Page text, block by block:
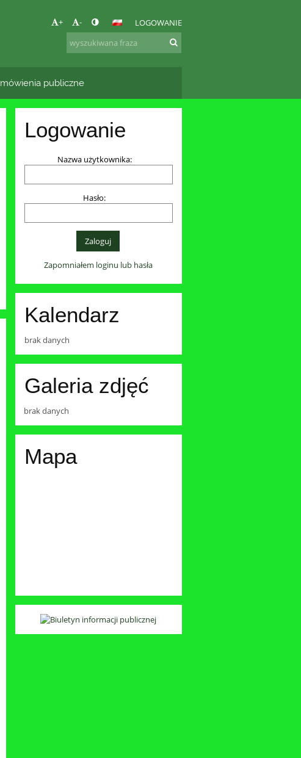
+ - LOGOWANIE
publiczne
Logowanie
Nazwa użytkownika:
Hasło:
Zapomniałem loginu lub hasła
Kalendarz
brak danych
Galeria zdjęć
brak danych
Mapa